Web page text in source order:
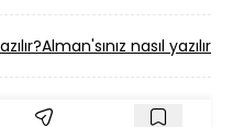
Alman'sınız nasıl yazılır?